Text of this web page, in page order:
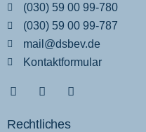
(030) 59 00 99-780
(030) 59 00 99-787
mail@dsbev.de
Kontaktformular
Rechtliches